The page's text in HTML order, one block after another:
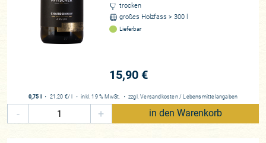
trocken
großes Holzfass > 300 l
Lieferbar
15,90 €
0,75 l ・ 21,20 €/ l ・inkl. 19 % MwSt. ・ zzgl.Versandkosten / Lebensmittelangaben
- + in den Warenkorb